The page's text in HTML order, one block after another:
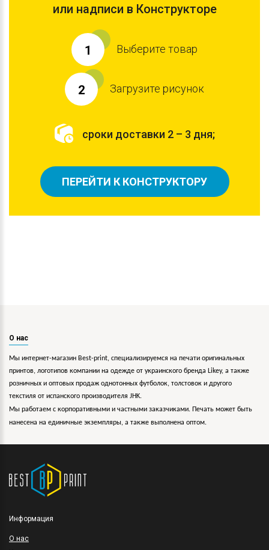
или надписи в Конструкторе
1 Выберите товар
2 Загрузите рисунок
сроки доставки 2 – 3 дня;
ПЕРЕЙТИ К КОНСТРУКТОРУ
О нас
Мы интернет-магазин Best-print, специализируемся на печати оригинальных
принтов, логотипов компании на одежде от украинского бренда Likey, а также
розничных и оптовых продаж однотонных футболок, толстовок и другого
текстиля от испанского производителя JHK.
Мы работаем с корпоративными и частными заказчиками. Печать может быть
нанесена на единичные экземпляры, а также выполнена оптом.
Информация
O нас